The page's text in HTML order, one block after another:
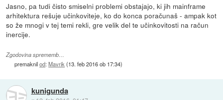
Jasno, pa tudi čisto smiselni problemi obstajajo, ki jih mainframe
arhitektura rešuje učinkoviteje, ko do konca poračunaš - ampak kot
so že mnogi v tej temi rekli, gre velik del te učinkovitosti na račun
inercije.
Zgodovina sprememb…
premaknilod:Mavrik (13. feb 2016 ob 17:34)
kunigunda